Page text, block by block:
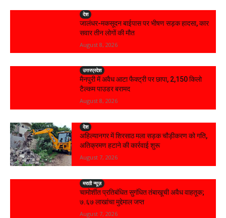
देश
जालंधर-मकसूदन बाईपास पर भीषण सड़क हादसा, कार
सवार तीन लोगों की मौत
August 8, 2026
उत्तरप्रदेश
मैनपुरी में अवैध आटा फैक्ट्री पर छापा, 2,150 किलो
टैल्कम पाउडर बरामद
August 8, 2026
देश
अहिल्यानगर में शिरसाठ मला सड़क चौड़ीकरण को गति,
अतिक्रमण हटाने की कार्रवाई शुरू
August 7, 2026
मराठी न्यूज़
चामोर्शीत प्रतिबंधित सुगंधित तंबाखूची अवैध वाहतूक;
₹७.६७ लाखांचा मुद्देमाल जप्त
August 7, 2026